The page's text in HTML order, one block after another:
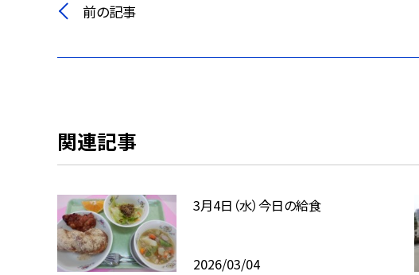
前の記事
関連記事
3月4日（水）今日の給食
2026/03/04